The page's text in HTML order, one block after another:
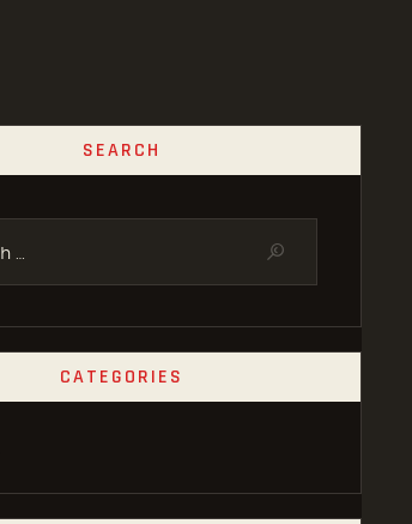
SEARCH
CATEGORIES